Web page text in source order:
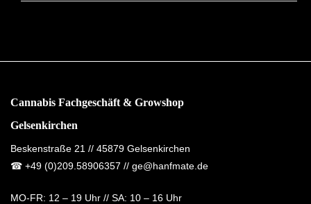
Cannabis Fachgeschäft & Growshop
Gelsenkirchen
Beskenstraße 21 // 45879 Gelsenkirchen
☎ +49 (0)209.58906357 // ge@hanfmate.de
MO-FR: 12 – 19 Uhr // SA: 10 – 16 Uhr